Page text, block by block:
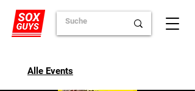
Alle Events